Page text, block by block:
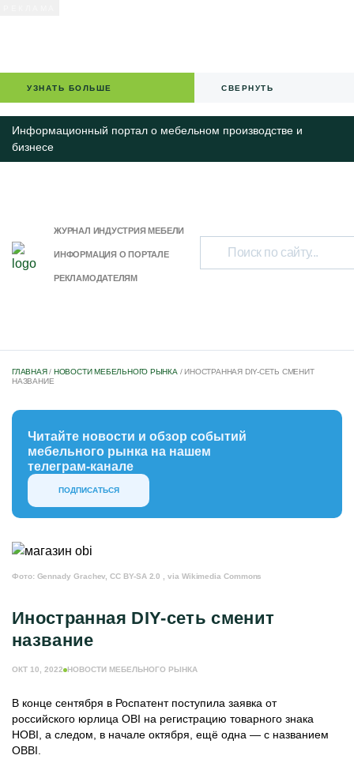
УЗНАТЬ БОЛЬШЕ СВЕРНУТЬ
Информационный портал о мебельном производстве и
бизнесе
ЖУРНАЛ ИНДУСТРИЯ МЕБЕЛИ
ИНФОРМАЦИЯ О ПОРТАЛЕ
РЕКЛАМОДАТЕЛЯМ
ГЛАВНАЯ/ НОВОСТИ МЕБЕЛЬНОГО РЫНКА / ИНОСТРАННАЯ DIY-СЕТЬ СМЕНИТ
НАЗВАНИЕ
Читайте новости и обзор событий
мебельного рынка на нашем
телеграм-канале
ПОДПИСАТЬСЯ
Фото: Gennady Grachev, CC BY-SA 2.0 , via Wikimedia Commons
Иностранная DIY-сеть сменит
название
ОКТ 10, 2022 НОВОСТИ МЕБЕЛЬНОГО РЫНКА
В конце сентября в Роспатент поступила заявка от
российского юрлица OBI на регистрацию товарного знака
HOBI, а следом, в начале октября, ещё одна — с названием
OBBI.